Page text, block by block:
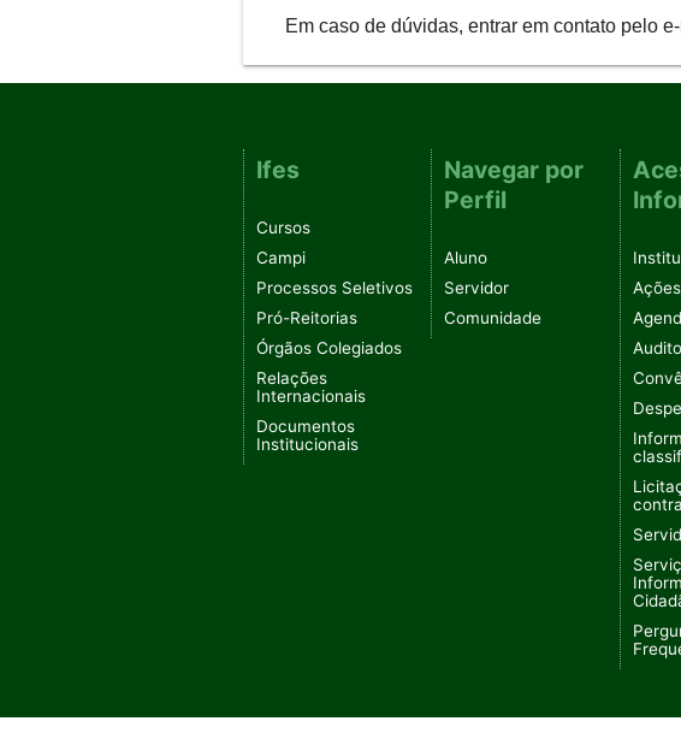
Em caso de dúvidas, entrar em contato pelo
Ifes
Cursos
Campi
Processos Seletivos
Pró-Reitorias
Órgãos Colegiados
Relações
Internacionais
Documentos
Institucionais
Navegar por
Perfil
Aluno
Servidor
Comunidade